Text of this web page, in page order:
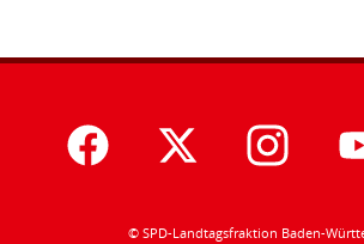
© SPD-Landtagsfraktion Baden-